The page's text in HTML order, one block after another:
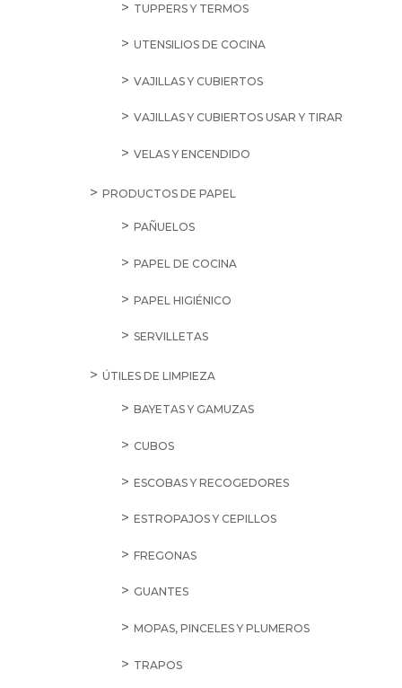
TUPPERS Y TERMOS
UTENSILIOS DE COCINA
VAJILLAS Y CUBIERTOS
VAJILLAS Y CUBIERTOS USAR Y TIRAR
VELAS Y ENCENDIDO
PRODUCTOS DE PAPEL
PAÑUELOS
PAPEL DE COCINA
PAPEL HIGIÉNICO
SERVILLETAS
ÚTILES DE LIMPIEZA
BAYETAS Y GAMUZAS
CUBOS
ESCOBAS Y RECOGEDORES
ESTROPAJOS Y CEPILLOS
FREGONAS
GUANTES
MOPAS, PINCELES Y PLUMEROS
TRAPOS